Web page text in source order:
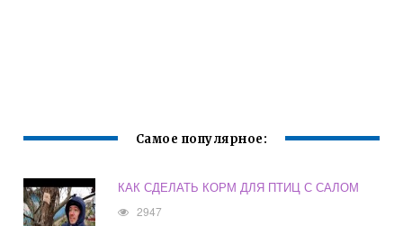
Самое популярное:
КАК СДЕЛАТЬ КОРМ ДЛЯ ПТИЦ С САЛОМ
2947